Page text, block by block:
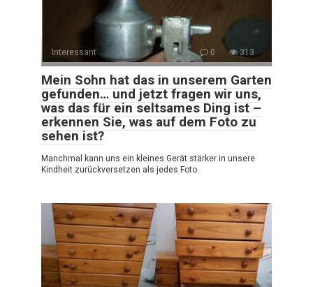
Interessant 0 313
Mein Sohn hat das in unserem Garten
gefunden… und jetzt fragen wir uns,
was das für ein seltsames Ding ist –
erkennen Sie, was auf dem Foto zu
sehen ist?
Manchmal kann uns ein kleines Gerät stärker in unsere
Kindheit zurückversetzen als jedes Foto.